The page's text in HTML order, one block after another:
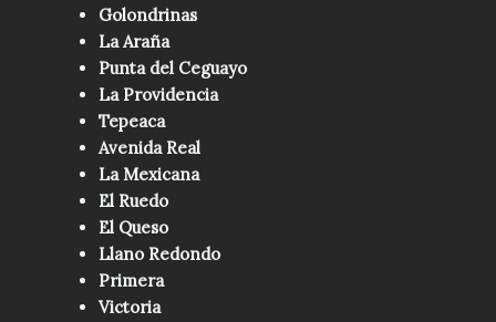
Golondrinas
La Araña
Punta del Ceguayo
La Providencia
Tepeaca
Avenida Real
La Mexicana
El Ruedo
El Queso
Llano Redondo
Primera
Victoria